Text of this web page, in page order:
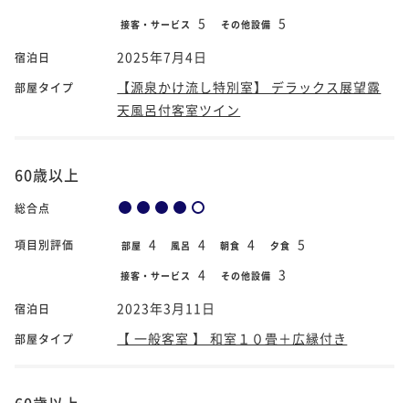
接客・サービス 5 その他設備 5
宿泊日 2025年7月4日
部屋タイプ
【源泉かけ流し特別室】 デラックス展望露
天風呂付客室ツイン
60歳以上
総合点
項目別評価 部屋 4 風呂 4 朝食 4 夕食 5
接客・サービス 4 その他設備 3
宿泊日 2023年3月11日
部屋タイプ 【 一般客室 】 和室１０畳＋広縁付き